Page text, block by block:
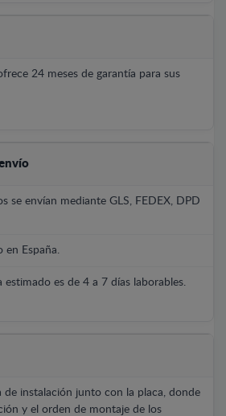
24 meses de garantía para sus
se envían mediante GLS, FEDEX, DPD
en España.
estimado es de 4 a 7 días laborables.
de instalación junto con la placa, donde
y el orden de montaje de los